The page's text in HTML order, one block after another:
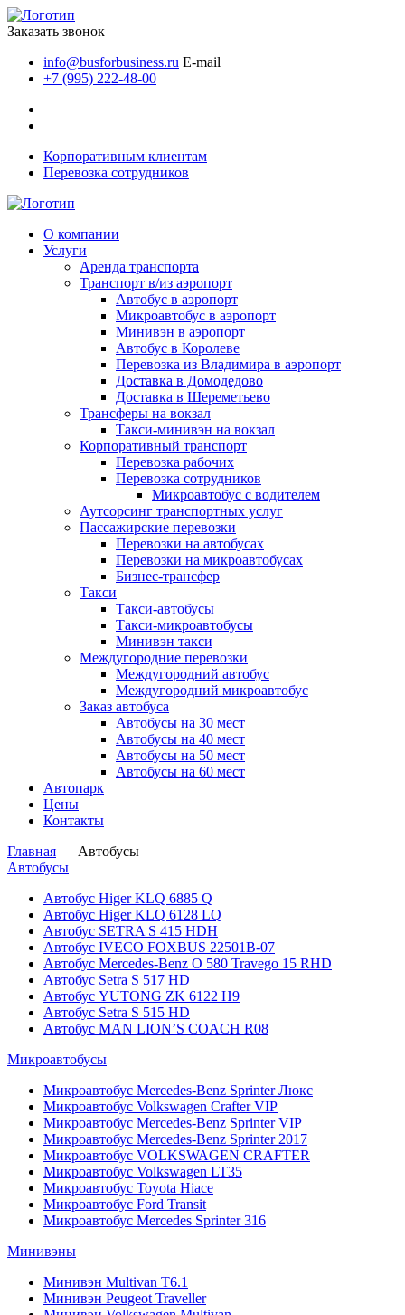
Заказать звонок
info@busforbusiness.ru E-mail
+7 (995) 222-48-00
Корпоративным клиентам
Перевозка сотрудников
О компании
Услуги
Аренда транспорта
Транспорт в/из аэропорт
Автобус в аэропорт
Микроавтобус в аэропорт
Минивэн в аэропорт
Автобус в Королеве
Перевозка из Владимира в аэропорт
Доставка в Домодедово
Доставка в Шереметьево
Трансферы на вокзал
Такси-минивэн на вокзал
Корпоративный транспорт
Перевозка рабочих
Перевозка сотрудников
Микроавтобус с водителем
Аутсорсинг транспортных услуг
Пассажирские перевозки
Перевозки на автобусах
Перевозки на микроавтобусах
Бизнес-трансфер
Такси
Такси-автобусы
Такси-микроавтобусы
Минивэн такси
Междугородние перевозки
Междугородний автобус
Междугородний микроавтобус
Заказ автобуса
Автобусы на 30 мест
Автобусы на 40 мест
Автобусы на 50 мест
Автобусы на 60 мест
Автопарк
Цены
Контакты
Главная — Автобусы
Автобусы
Автобус Higer KLQ 6885 Q
Автобус Higer KLQ 6128 LQ
Автобус SETRA S 415 HDH
Автобус IVECO FOXBUS 22501В-07
Автобус Mercedes-Benz O 580 Travego 15 RHD
Автобус Setra S 517 HD
Автобус YUTONG ZK 6122 H9
Автобус Setra S 515 HD
Автобус MAN LION’S COACH R08
Микроавтобусы
Микроавтобус Mercedes-Benz Sprinter Люкс
Микроавтобус Volkswagen Crafter VIP
Микроавтобус Mercedes-Benz Sprinter VIP
Микроавтобус Mercedes-Benz Sprinter 2017
Микроавтобус VOLKSWAGEN CRAFTER
Микроавтобус Volkswagen LT35
Микроавтобус Toyota Hiace
Микроавтобус Ford Transit
Микроавтобус Mercedes Sprinter 316
Минивэны
Минивэн Multivan Т6.1
Минивэн Peugeot Traveller